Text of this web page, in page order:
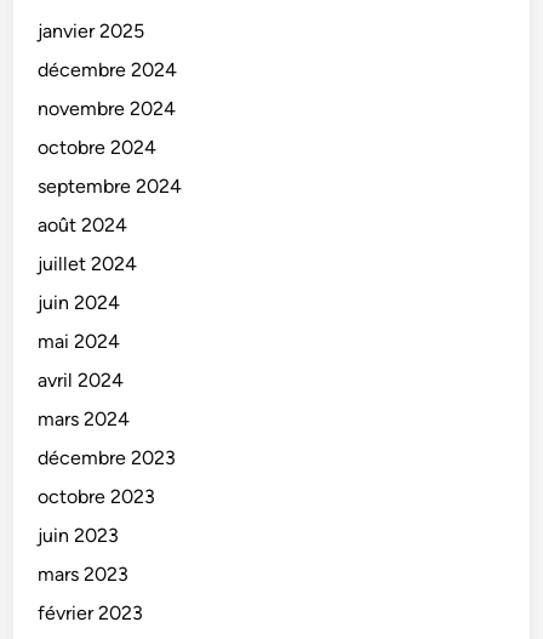
janvier 2025
décembre 2024
novembre 2024
octobre 2024
septembre 2024
août 2024
juillet 2024
juin 2024
mai 2024
avril 2024
mars 2024
décembre 2023
octobre 2023
juin 2023
mars 2023
février 2023